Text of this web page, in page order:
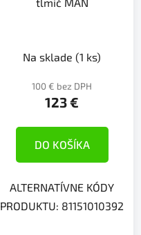
Na sklade (1 ks)
100 € bez DPH
123 €
DO KOŠÍKA
ALTERNATÍVNE KÓDY
PRODUKTU: 81151010392